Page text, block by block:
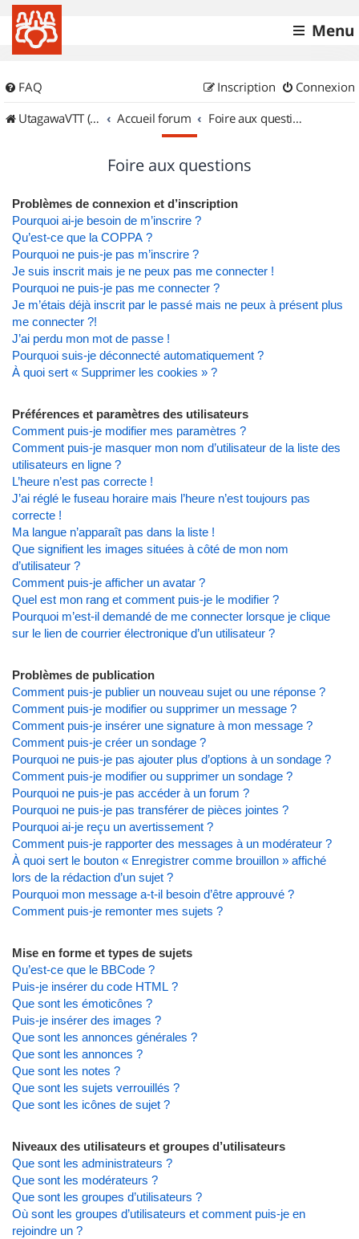
Menu
FAQ Connexion
Inscription
UtagawaVTT (Randos VTT et VTTAE avec traces GPS)
Accueil forum Foire aux questions
Foire aux questions
Problèmes de connexion et d’inscription
Pourquoi ai-je besoin de m’inscrire ?
Qu’est-ce que la COPPA ?
Pourquoi ne puis-je pas m’inscrire ?
Je suis inscrit mais je ne peux pas me connecter !
Pourquoi ne puis-je pas me connecter ?
Je m’étais déjà inscrit par le passé mais ne peux à présent plus
me connecter ?!
J’ai perdu mon mot de passe !
Pourquoi suis-je déconnecté automatiquement ?
À quoi sert « Supprimer les cookies » ?
Préférences et paramètres des utilisateurs
Comment puis-je modifier mes paramètres ?
Comment puis-je masquer mon nom d’utilisateur de la liste des
utilisateurs en ligne ?
L’heure n’est pas correcte !
J’ai réglé le fuseau horaire mais l’heure n’est toujours pas
correcte !
Ma langue n’apparaît pas dans la liste !
Que signifient les images situées à côté de mon nom
d’utilisateur ?
Comment puis-je afficher un avatar ?
Quel est mon rang et comment puis-je le modifier ?
Pourquoi m’est-il demandé de me connecter lorsque je clique
sur le lien de courrier électronique d’un utilisateur ?
Problèmes de publication
Comment puis-je publier un nouveau sujet ou une réponse ?
Comment puis-je modifier ou supprimer un message ?
Comment puis-je insérer une signature à mon message ?
Comment puis-je créer un sondage ?
Pourquoi ne puis-je pas ajouter plus d’options à un sondage ?
Comment puis-je modifier ou supprimer un sondage ?
Pourquoi ne puis-je pas accéder à un forum ?
Pourquoi ne puis-je pas transférer de pièces jointes ?
Pourquoi ai-je reçu un avertissement ?
Comment puis-je rapporter des messages à un modérateur ?
À quoi sert le bouton « Enregistrer comme brouillon » affiché
lors de la rédaction d’un sujet ?
Pourquoi mon message a-t-il besoin d’être approuvé ?
Comment puis-je remonter mes sujets ?
Mise en forme et types de sujets
Qu’est-ce que le BBCode ?
Puis-je insérer du code HTML ?
Que sont les émoticônes ?
Puis-je insérer des images ?
Que sont les annonces générales ?
Que sont les annonces ?
Que sont les notes ?
Que sont les sujets verrouillés ?
Que sont les icônes de sujet ?
Niveaux des utilisateurs et groupes d’utilisateurs
Que sont les administrateurs ?
Que sont les modérateurs ?
Que sont les groupes d’utilisateurs ?
Où sont les groupes d’utilisateurs et comment puis-je en
rejoindre un ?